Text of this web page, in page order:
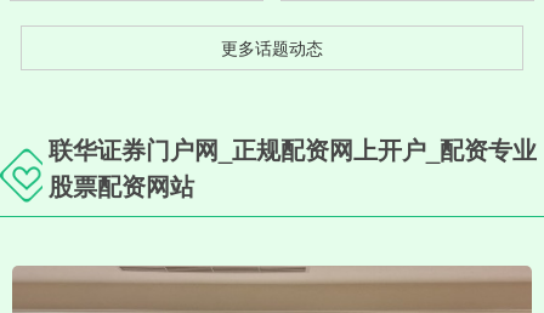
更多话题动态
联华证券门户网_正规配资网上开户_配资专业
股票配资网站